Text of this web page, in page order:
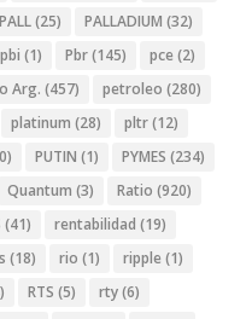
PALL(25) PALLADIUM (32)
pbi (1) Pbr(145) pce (2)
Arg. (457) petroleo (280)
platinum (28) pltr(12)
PUTIN (1) PYMES (234)
Quantum (3) Ratio (920)
(41) rentabilidad (19)
(18) rio (1) ripple (1)
RTS (5) rty(6)